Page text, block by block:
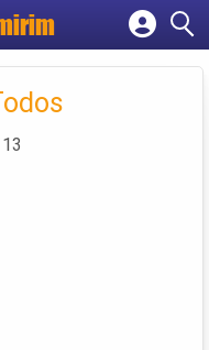
empresa